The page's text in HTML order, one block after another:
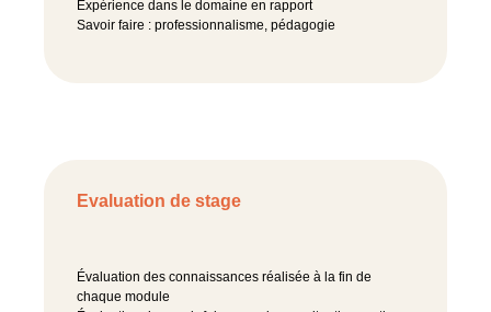
Expérience dans le domaine en rapport
Savoir faire : professionnalisme, pédagogie
Evaluation de stage
Évaluation des connaissances réalisée à la fin de
chaque module